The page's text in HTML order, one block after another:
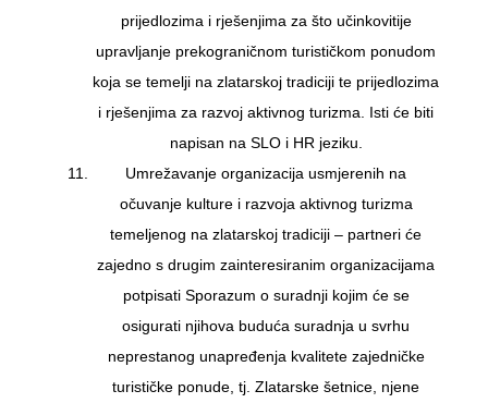
prijedlozima i rješenjima za što učinkovitije
upravljanje prekograničnom turističkom ponudom
koja se temelji na zlatarskoj tradiciji te prijedlozima
i rješenjima za razvoj aktivnog turizma. Isti će biti
napisan na SLO i HR jeziku.
Umrežavanje organizacija usmjerenih na
očuvanje kulture i razvoja aktivnog turizma
temeljenog na zlatarskoj tradiciji – partneri će
zajedno s drugim zainteresiranim organizacijama
potpisati Sporazum o suradnji kojim će se
osigurati njihova buduća suradnja u svrhu
neprestanog unapređenja kvalitete zajedničke
turističke ponude, tj. Zlatarske šetnice, njene